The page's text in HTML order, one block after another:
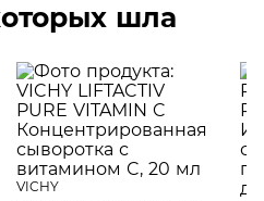
шла
VICHY